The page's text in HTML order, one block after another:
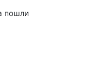
пошли